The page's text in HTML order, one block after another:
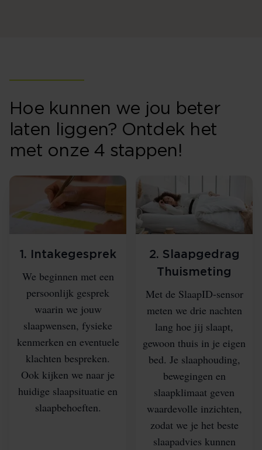
Hoe kunnen we jou beter
laten liggen? Ontdek het
met onze 4 stappen!
1. Intakegesprek
We beginnen met een
persoonlijk gesprek
waarin we jouw
slaapwensen, fysieke
kenmerken en eventuele
klachten bespreken.
Ook kijken we naar je
huidige slaapsituatie en
slaapbehoeften.
2. Slaapgedrag
Thuismeting
Met de SlaapID-sensor
meten we drie nachten
lang hoe jij slaapt,
gewoon thuis in je eigen
bed. Je slaaphouding,
bewegingen en
slaapklimaat geven
waardevolle inzichten,
zodat we je het beste
slaapadvies kunnen